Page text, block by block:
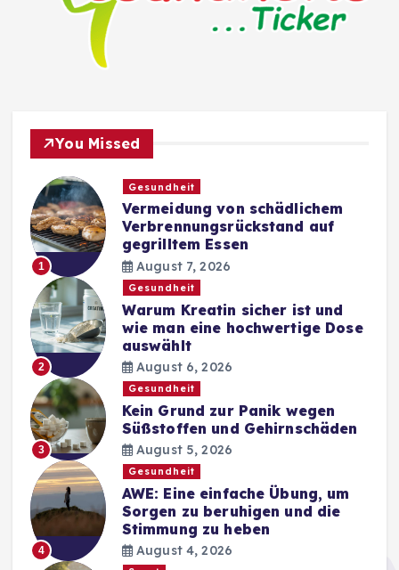
You Missed
1
Gesundheit
Vermeidung von schädlichem
Verbrennungsrückstand auf
gegrilltem Essen
August 7, 2026
2
Gesundheit
Warum Kreatin sicher ist und
wie man eine hochwertige Dose
auswählt
August 6, 2026
3
Gesundheit
Kein Grund zur Panik wegen
Süßstoffen und Gehirnschäden
August 5, 2026
4
Gesundheit
AWE: Eine einfache Übung, um
Sorgen zu beruhigen und die
Stimmung zu heben
August 4, 2026